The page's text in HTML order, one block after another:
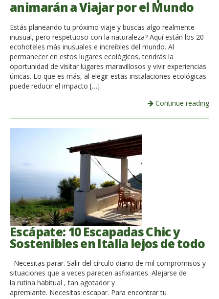
animarán a Viajar por el Mundo
Estás planeando tu próximo viaje y buscas algo realmente
inusual, pero respetuoso con la naturaleza? Aquí están los 20
ecohoteles más inusuales e increíbles del mundo. Al
permanecer en estos lugares ecológicos, tendrás la
oportunidad de visitar lugares maravillosos y vivir experiencias
únicas. Lo que es más, al elegir estas instalaciones ecológicas
puede reducir el impacto […]
Continue reading
Escápate: 10 Escapadas Chic y
Sostenibles en Italia lejos de todo
Necesitas parar. Salir del círculo diario de mil compromisos y
situaciones que a veces parecen asfixiantes. Alejarse de
la rutina habitual , tan agotador y
apremiante. Necesitas escapar. Para encontrar tu